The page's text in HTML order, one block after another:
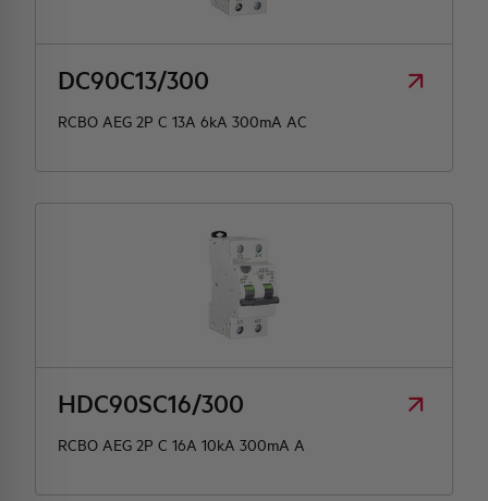
DC90C13/300
RCBO AEG 2P C 13A 6kA 300mA AC
HDC90SC16/300
RCBO AEG 2P C 16A 10kA 300mA A